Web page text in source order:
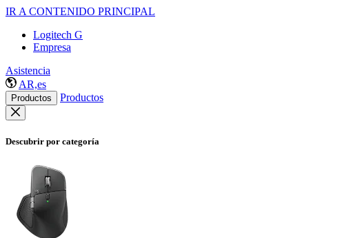
IR A CONTENIDO PRINCIPAL
Logitech G
Empresa
Asistencia
AR,es
Productos Productos
Descubrir por categoría